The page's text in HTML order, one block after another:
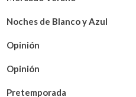
Noches de Blanco y Azul
Opinión
Opinión
Pretemporada